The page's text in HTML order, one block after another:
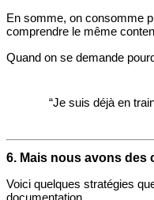
En somme, on consomme
comprendre le même
Quand on se demande
“Je suis déjà en
6. Mais nous avons des
Voici quelques stratégies